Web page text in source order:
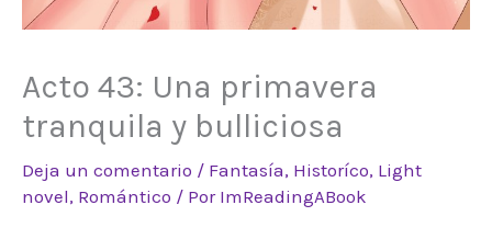
Acto 43: Una primavera
tranquila y bulliciosa
Deja un comentario / Fantasía, Historíco, Light
novel, Romántico / Por ImReadingABook